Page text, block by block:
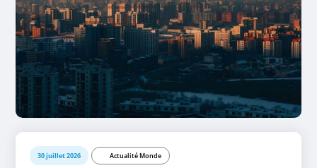
30 juillet 2026 Actualité Monde